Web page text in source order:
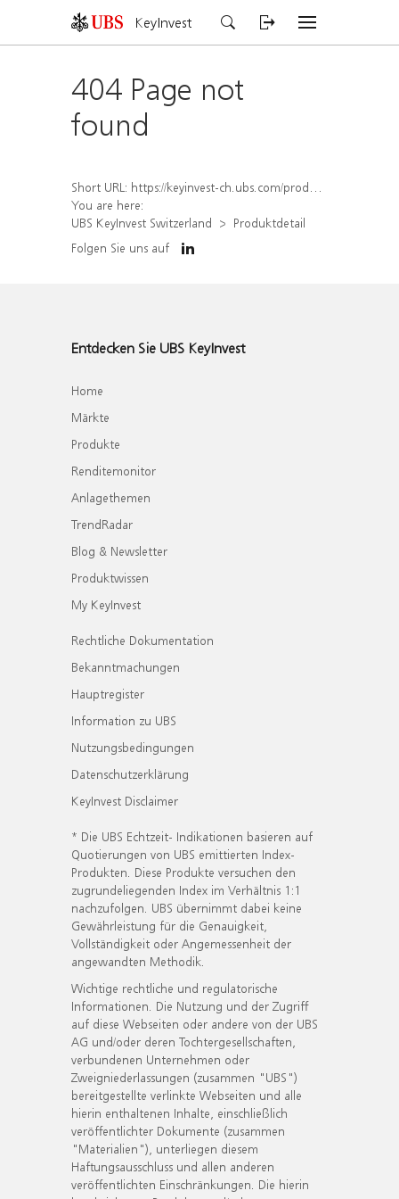
KeyInvest
404 Page not
found
Short URL: https://keyinvest-ch.ubs.com/produkt/detail/index/isin/CH1562157938
You are here:
UBS KeyInvest Switzerland
Produktdetail
Folgen Sie uns auf
Entdecken Sie UBS KeyInvest
Home
Märkte
Produkte
Renditemonitor
Anlagethemen
TrendRadar
Blog & Newsletter
Produktwissen
My KeyInvest
Rechtliche Dokumentation
Bekanntmachungen
Hauptregister
Information zu UBS
Nutzungsbedingungen
Datenschutzerklärung
KeyInvest Disclaimer
* Die UBS Echtzeit- Indikationen basieren auf
Quotierungen von UBS emittierten Index-
Produkten. Diese Produkte versuchen den
zugrundeliegenden Index im Verhältnis 1:1
nachzufolgen. UBS übernimmt dabei keine
Gewährleistung für die Genauigkeit,
Vollständigkeit oder Angemessenheit der
angewandten Methodik.
Wichtige rechtliche und regulatorische
Informationen. Die Nutzung und der Zugriff
auf diese Webseiten oder andere von der UBS
AG und/oder deren Tochtergesellschaften,
verbundenen Unternehmen oder
Zweigniederlassungen (zusammen "UBS")
bereitgestellte verlinkte Webseiten und alle
hierin enthaltenen Inhalte, einschließlich
veröffentlichter Dokumente (zusammen
"Materialien"), unterliegen diesem
Haftungsausschluss und allen anderen
veröffentlichten Einschränkungen. Die hierin